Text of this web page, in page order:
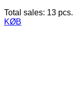
Total sales: 13 pcs.
KØB